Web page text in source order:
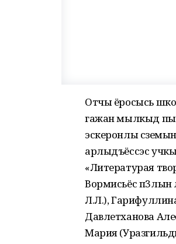
Отчы ёросысь
гажан мылкыд
эскеронлы
арлыдъёссэс
«Литературая
Вормисьёс
Л.Л.),
Давлетханова
Мария